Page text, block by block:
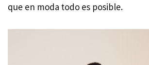
que en moda todo es posible.